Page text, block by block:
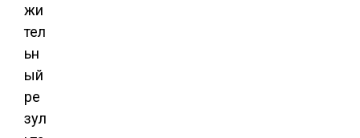
жи
тел
ьн
ый
ре
зул